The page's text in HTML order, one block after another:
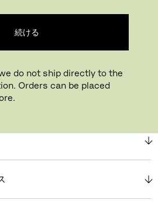
続ける
do not ship directly to the
Orders can be placed
for International. From here we do not offer
be placed with your local store.